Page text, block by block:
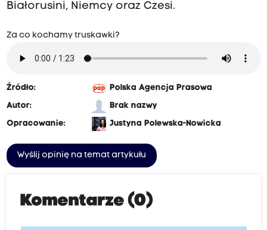
Białorusini, Niemcy oraz Czesi.
Za co kochamy truskawki?
Źródło:
Polska Agencja Prasowa
Autor:
Brak nazwy
Opracowanie:
Justyna Polewska-Nowicka
Wyślij opinię na temat artykułu
Komentarze (0)